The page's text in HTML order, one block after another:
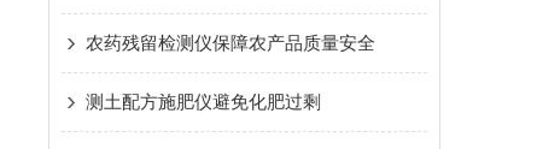
农药残留检测仪保障农产品质量安全
测土配方施肥仪避免化肥过剩